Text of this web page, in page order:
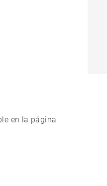
en la página